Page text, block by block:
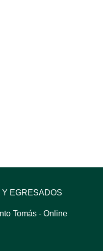
EGRESADOS
Tomás - Online